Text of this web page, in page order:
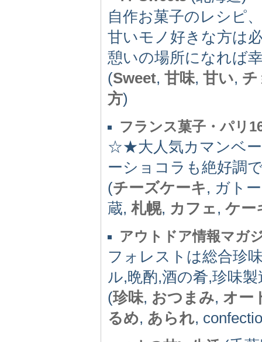
自作お菓子のレシピ
甘いモノ好きな方は
憩いの場所になれば
(Sweet, 甘味, 甘い, チ
方)
フランス菓子・パリ
☆★大人気カマンベー
ーショコラも絶好
(チーズケーキ, ガト
蔵, 札幌, カフェ, ケー
アウトドア情報マガ
フォレストは総合珍
ル,晩酌,酒の肴,珍味
(珍味, おつまみ, オー
るめ, あられ,